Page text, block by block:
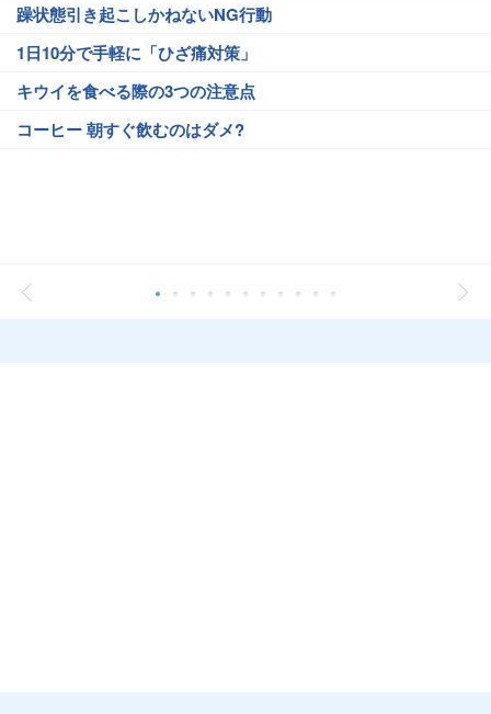
躁状態引き起こしかねないNG行動
1日10分で手軽に「ひざ痛対策」
キウイを食べる際の3つの注意点
コーヒー 朝すぐ飲むのはダメ?